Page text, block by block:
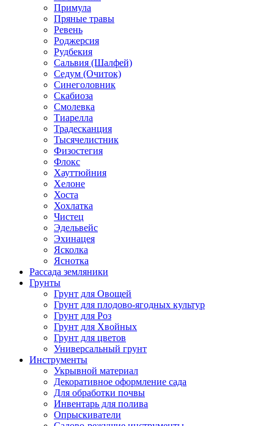
Примула
Пряные травы
Ревень
Роджерсия
Рудбекия
Сальвия (Шалфей)
Седум (Очиток)
Синеголовник
Скабиоза
Смолевка
Тиарелла
Традесканция
Тысячелистник
Физостегия
Флокс
Хауттюйния
Хелоне
Хоста
Хохлатка
Чистец
Эдельвейс
Эхинацея
Ясколка
Яснотка
Рассада земляники
Грунты
Грунт для Овощей
Грунт для плодово-ягодных культур
Грунт для Роз
Грунт для Хвойных
Грунт для цветов
Универсальный грунт
Инструменты
Укрывной материал
Декоративное оформление сада
Для обработки почвы
Инвентарь для полива
Опрыскиватели